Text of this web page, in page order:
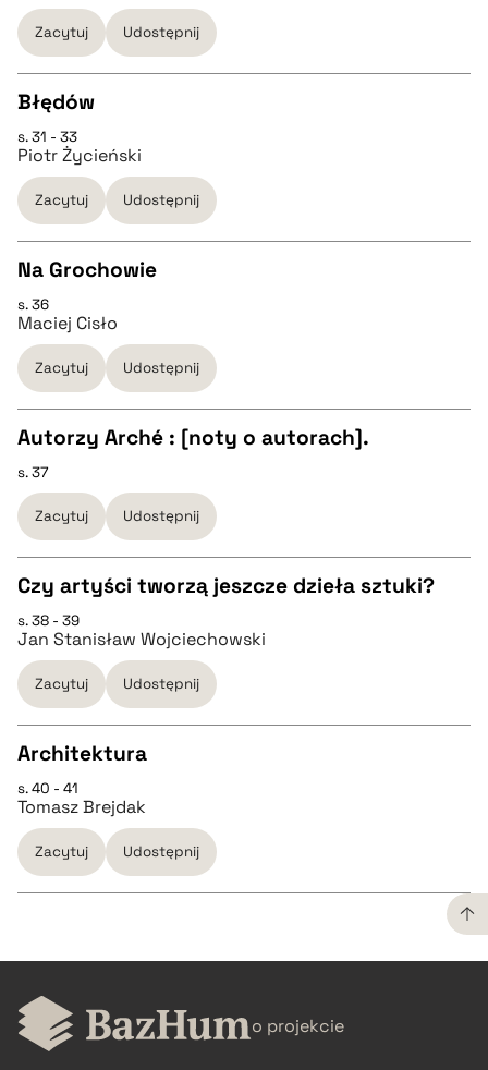
pobierz cytat
pobierz cytat
Zacytuj Udostępnij
CZYSTY TEKST
pobierz cytat
BIBTEX
pobierz cytat
Błędów
s. 31 - 33
Piotr Życieński
Zacytuj Udostępnij
CZYSTY TEKST
pobierz cytat
BIBTEX
pobierz cytat
Na Grochowie
s. 36
Maciej Cisło
Zacytuj Udostępnij
CZYSTY TEKST
pobierz cytat
BIBTEX
pobierz cytat
Autorzy Arché : [noty o autorach].
s. 37
Zacytuj Udostępnij
CZYSTY TEKST
pobierz cytat
BIBTEX
pobierz cytat
Czy artyści tworzą jeszcze dzieła sztuki?
s. 38 - 39
Jan Stanisław Wojciechowski
Zacytuj Udostępnij
CZYSTY TEKST
pobierz cytat
Architektura
s. 40 - 41
Tomasz Brejdak
Zacytuj Udostępnij
CZYSTY TEKST
pobierz cytat o projekcie